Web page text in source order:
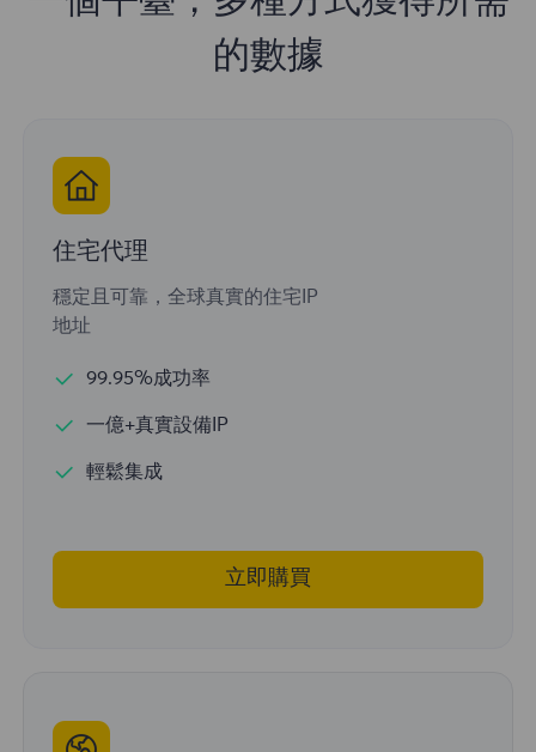
的數據
住宅代理
穩定且可靠，全球真實的住宅IP
地址
99.95%成功率
一億+真實設備IP
輕鬆集成
立即購買